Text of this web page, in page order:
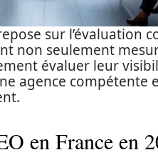
sur l’évaluation
non seulement
évaluer leur
agence compétente
en France en